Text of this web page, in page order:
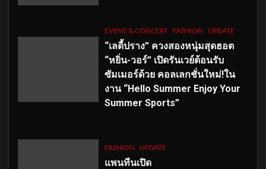
EVENT & CONCERT FASHION UPDATE
“เลดี้ปราง” ควงสองหนุ่มสุดฮอต
“หยิ่น-วอร์” เปิดรันเวย์ต้อนรับ
ซัมเมอร์ด้วย คอลเลกชั่นใหม่!ใน
งาน “Hello Summer Enjoy Your
Summer Sports”
FASHION UPDATE
แพนทีนเปิด